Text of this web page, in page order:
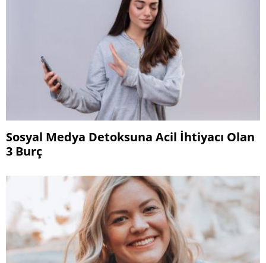
Sosyal Medya Detoksuna Acil İhtiyacı Olan
3 Burç